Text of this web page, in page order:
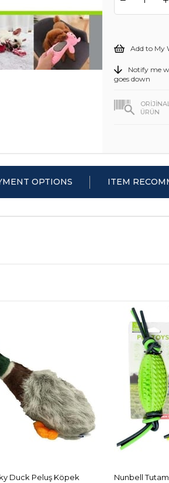
Add to My
Notify me
goes down
ÜRÜN
OPTIONS ITEM
Duck Peluş Köpek
Nunbell